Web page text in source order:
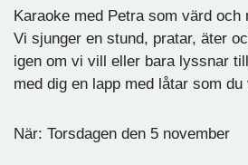
Karaoke med Petra som värd och
Vi sjunger en stund, pratar, äter
igen om vi vill eller bara lyssnar
med dig en lapp med låtar som du
När: Torsdagen den 5 november